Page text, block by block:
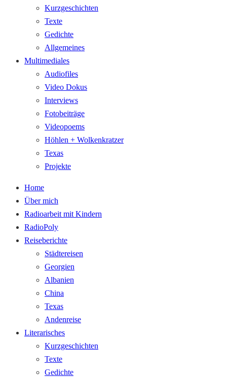
Kurzgeschichten
Texte
Gedichte
Allgemeines
Multimediales
Audiofiles
Video Dokus
Interviews
Fotobeiträge
Videopoems
Höhlen + Wolkenkratzer
Texas
Projekte
Home
Über mich
Radioarbeit mit Kindern
RadioPoly
Reiseberichte
Städtereisen
Georgien
Albanien
China
Texas
Andenreise
Literarisches
Kurzgeschichten
Texte
Gedichte